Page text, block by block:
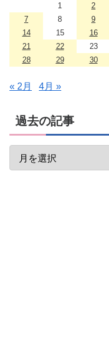
1
2
7
8 9
14
15 16
21
22 23
28
29 30
« 2月 4月 »
過去の記事